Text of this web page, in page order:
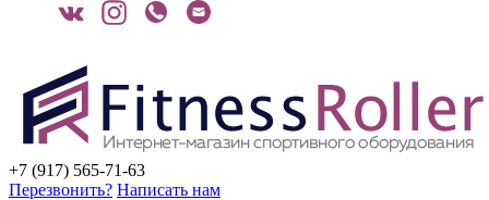
+7 (917) 565-71-63
Перезвонить? Написать нам